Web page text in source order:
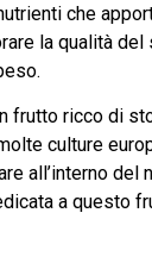
che
la qualità
frutto ricco di
culture
all’interno
a questo